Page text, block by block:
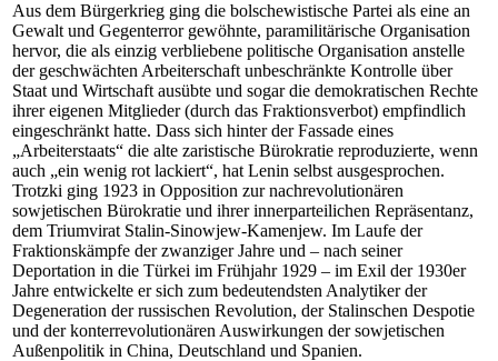
Aus dem Bürgerkrieg ging die bolschewistische Partei als eine an
Gewalt und Gegenterror gewöhnte, paramilitärische Organisation
hervor, die als einzig verbliebene politische Organisation anstelle
der geschwächten Arbeiterschaft unbeschränkte Kontrolle über
Staat und Wirtschaft ausübte und sogar die demokratischen Rechte
ihrer eigenen Mitglieder (durch das Fraktionsverbot) empfindlich
eingeschränkt hatte. Dass sich hinter der Fassade eines
„Arbeiterstaats“ die alte zaristische Bürokratie reproduzierte, wenn
auch „ein wenig rot lackiert“, hat Lenin selbst ausgesprochen.
Trotzki ging 1923 in Opposition zur nachrevolutionären
sowjetischen Bürokratie und ihrer innerparteilichen Repräsentanz,
dem Triumvirat Stalin-Sinowjew-Kamenjew. Im Laufe der
Fraktionskämpfe der zwanziger Jahre und – nach seiner
Deportation in die Türkei im Frühjahr 1929 – im Exil der 1930er
Jahre entwickelte er sich zum bedeutendsten Analytiker der
Degeneration der russischen Revolution, der Stalinschen Despotie
und der konterrevolutionären Auswirkungen der sowjetischen
Außenpolitik in China, Deutschland und Spanien.